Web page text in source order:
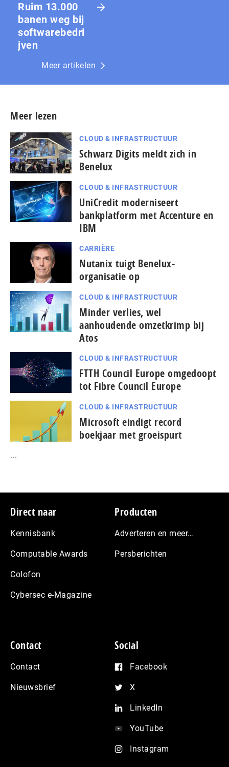
Ruim 13.000
banen weg bij
softwarebedri
jven
Meer artikelen
Meer lezen
CLOUD & INFRASTRUCTUUR
Schwarz Digits meldt zich in
Benelux
CLOUD & INFRASTRUCTUUR
UniCredit moderniseert
bankplatform met Accenture en
IBM
CARRIÈRE
Nutanix tuigt Benelux-
organisatie op
CLOUD & INFRASTRUCTUUR
Minder verlies, wel
aanhoudende omzetkrimp bij
Atos
CLOUD & INFRASTRUCTUUR
FTTH Council Europe omgedoopt
tot Fibre Council Europe
CLOUD & INFRASTRUCTUUR
Microsoft eindigt record
boekjaar met groeispurt
...
Footer
Direct naar
Kennisbank
Computable Awards
Colofon
Cybersec e-Magazine
Producten
Adverteren en meer…
Persberichten
Contact
Contact
Nieuwsbrief
Social
Facebook
X
LinkedIn
YouTube
Instagram